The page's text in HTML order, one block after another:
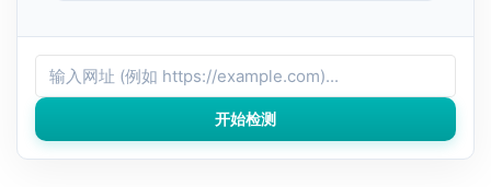
开始检测